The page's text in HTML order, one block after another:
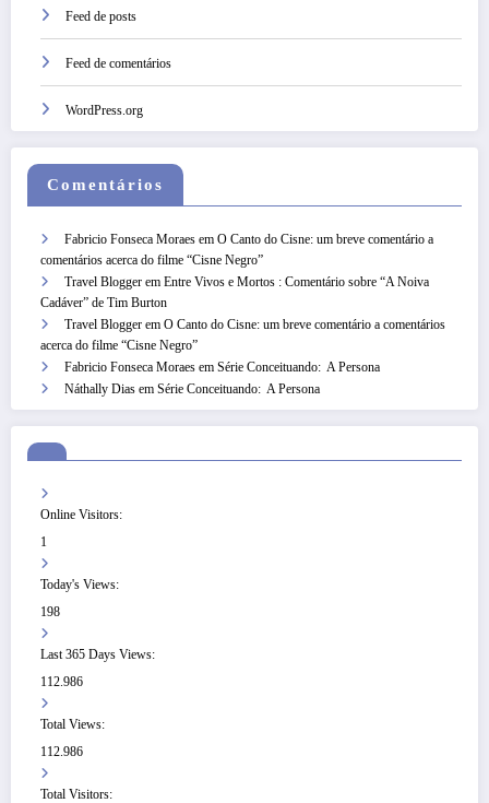
Feed de posts
Feed de comentários
WordPress.org
Comentários
Fabricio Fonseca Moraes em O Canto do Cisne: um breve comentário a
comentários acerca do filme “Cisne Negro”
Travel Blogger em Entre Vivos e Mortos : Comentário sobre “A Noiva
Cadáver” de Tim Burton
Travel Blogger em O Canto do Cisne: um breve comentário a comentários
acerca do filme “Cisne Negro”
Fabricio Fonseca Moraes em Série Conceituando: A Persona
Náthally Dias em Série Conceituando: A Persona
Online Visitors:
1
Today's Views:
198
Last 365 Days Views:
112.986
Total Views:
112.986
Total Visitors: